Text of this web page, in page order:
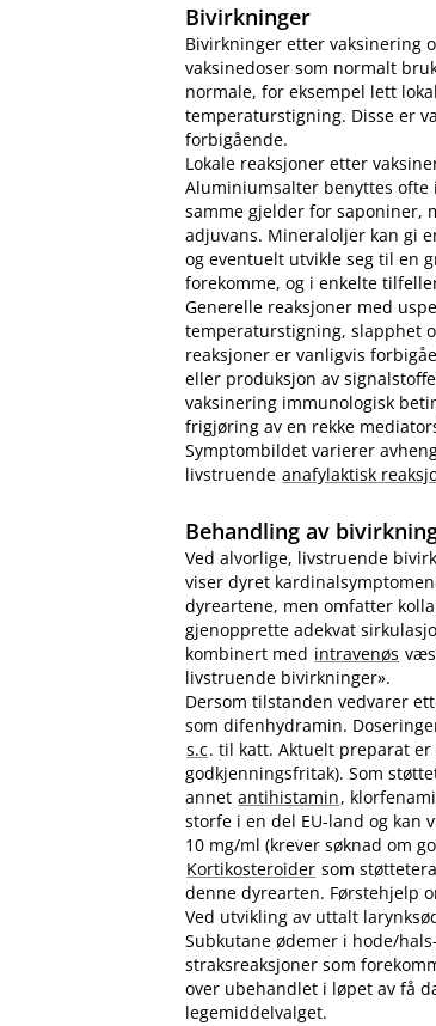
Bivirkninger
Bivirkninger etter vaksinering
vaksinedoser som normalt
normale, for eksempel lett
temperaturstigning. Disse er
forbigående.
Lokale reaksjoner etter
Aluminiumsalter benyttes ofte
samme gjelder for saponiner,
adjuvans. Mineraloljer kan gi
og eventuelt utvikle seg til en
forekomme, og i enkelte
Generelle reaksjoner med
temperaturstigning, slapphet
reaksjoner er vanligvis
eller produksjon av
vaksinering immunologisk
frigjøring av en rekke
Symptombildet varierer
livstruende anafylaktisk
Behandling av
Ved alvorlige, livstruende
viser dyret
dyreartene, men omfatter
gjenopprette adekvat
kombinert med intravenøs
livstruende bivirkninger».
Dersom tilstanden vedvarer
som difenhydramin.
s.c. til katt. Aktuelt preparat er
godkjenningsfritak). Som
annet antihistamin,
storfe i en del EU-land og kan
10 mg/ml (krever søknad om
Kortikosteroider som
denne dyrearten. Førstehjelp
Ved utvikling av uttalt
Subkutane ødemer i hode​/​
straksreaksjoner som
over ubehandlet i løpet av få
legemiddelvalget.